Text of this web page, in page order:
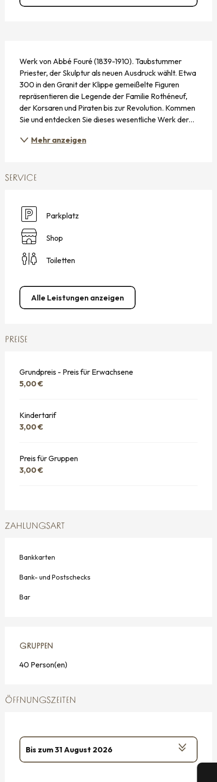
Werk von Abbé Fouré (1839-1910). Taubstummer
Priester, der Skulptur als neuen Ausdruck wählt. Etwa
300 in den Granit der Klippe gemeißelte Figuren
repräsentieren die Legende der Familie Rothéneuf,
der Korsaren und Piraten bis zur Revolution. Kommen
Sie und entdecken Sie dieses wesentliche Werk der...
Mehr anzeigen
SERVICE
Parkplatz
Shop
Toiletten
Alle Leistungen anzeigen
PREISE
Grundpreis - Preis für Erwachsene
5,00 €
Kindertarif
3,00 €
Preis für Gruppen
3,00 €
ZAHLUNGSART
Bankkarten
Bank- und Postschecks
Bar
GRUPPEN
GRUPPEN
40 Person(en)
ÖFFNUNGSZEITEN
Bis zum31 August 2026